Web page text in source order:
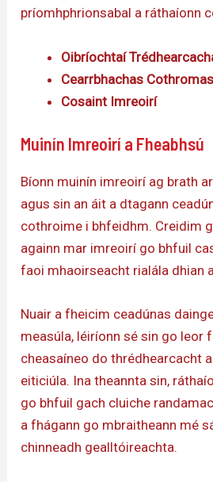
príomhphrionsabal a ráthaíonn
Oibríochtaí
Cearrbhachas
Cosaint Imreoirí
Muinín Imreoirí a Fheabhsú
Bíonn muinín imreoirí ag brath
agus sin an áit a dtagann
cothroime i bhfeidhm. Creidim
againn mar imreoirí go bhfuil
faoi mhaoirseacht rialála dhian
Nuair a fheicim ceadúnas
measúla, léiríonn sé sin go leor
cheasaíneo do thrédhearcacht
eiticiúla. Ina theannta sin,
go bhfuil gach cluiche
a fhágann go mbraitheann mé
chinneadh gealltóireachta.